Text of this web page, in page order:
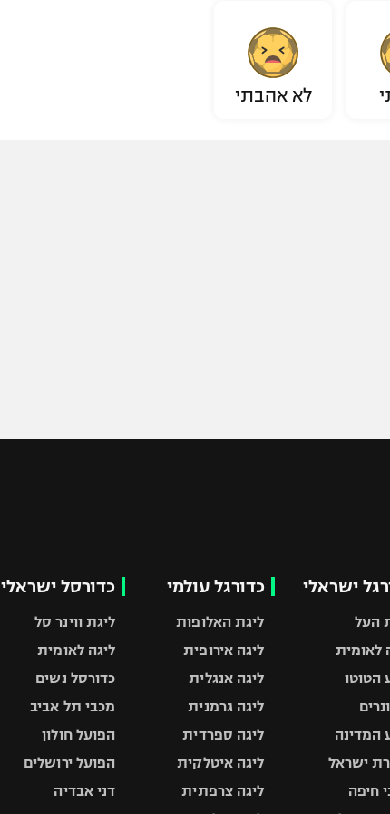
לא אהבתי
ישראלי
העל
לאומית
הטוטו
המדינה
ישראל
חיפה
כדורגל עולמי
ליגת האלופות
ליגה אירופית
ליגה אנגלית
ליגה גרמנית
ליגה ספרדית
ליגה איטלקית
ליגה צרפתית
כדורסל ישראלי
ליגת ווינר סל
ליגה לאומית
כדורסל נשים
מכבי תל אביב
הפועל חולון
הפועל ירושלים
דני אבדיה